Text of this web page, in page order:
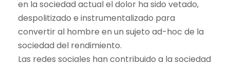
en la sociedad actual el dolor ha sido vetado,
despolitizado e instrumentalizado para
convertir al hombre en un sujeto ad-hoc de la
sociedad del rendimiento.
Las redes sociales han contribuido a la sociedad